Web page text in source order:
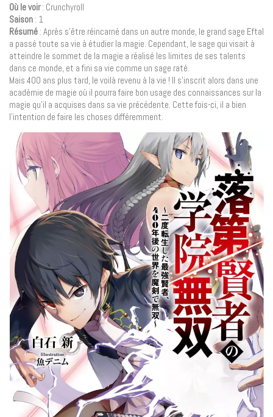
Où le voir: Crunchyroll
Saison : 1
Résumé : Après s’être réincarné dans un autre monde, le grand sage Eftal
a passé toute sa vie à étudier la magie. Cependant, le sage qui visait à
atteindre le sommet de la magie a réalisé les limites de ses talents
dans ce monde, et a fini sa vie comme un sage raté.
Mais 400 ans plus tard, le voilà revenu à la vie ! Il s’inscrit alors dans une
académie de magie où il pourra faire bon usage des connaissances sur la
magie qu’il a acquises dans sa vie précédente. Cette fois-ci, il a bien
l’intention de faire les choses différemment.